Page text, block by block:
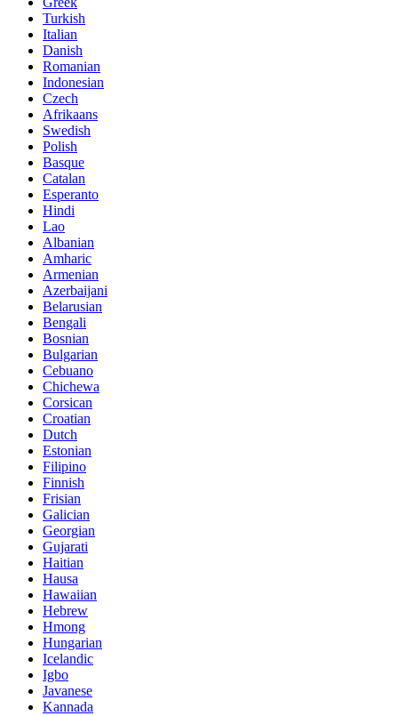
Turkish
Italian
Danish
Romanian
Indonesian
Czech
Afrikaans
Swedish
Polish
Basque
Catalan
Esperanto
Hindi
Lao
Albanian
Amharic
Armenian
Azerbaijani
Belarusian
Bengali
Bosnian
Bulgarian
Cebuano
Chichewa
Corsican
Croatian
Dutch
Estonian
Filipino
Finnish
Frisian
Galician
Georgian
Gujarati
Haitian
Hausa
Hawaiian
Hebrew
Hmong
Hungarian
Icelandic
Igbo
Javanese
Kannada